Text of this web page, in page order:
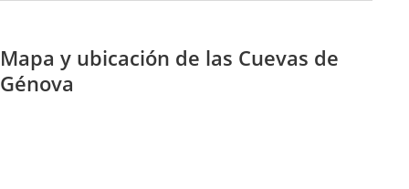
Mapa y ubicación de las Cuevas de
Génova